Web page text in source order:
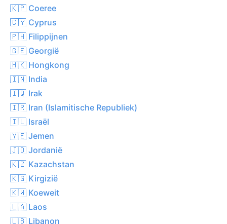
🇰🇵 Coeree
🇨🇾 Cyprus
🇵🇭 Filippijnen
🇬🇪 Georgië
🇭🇰 Hongkong
🇮🇳 India
🇮🇶 Irak
🇮🇷 Iran (Islamitische Republiek)
🇮🇱 Israël
🇾🇪 Jemen
🇯🇴 Jordanië
🇰🇿 Kazachstan
🇰🇬 Kirgizië
🇰🇼 Koeweit
🇱🇦 Laos
🇱🇧 Libanon